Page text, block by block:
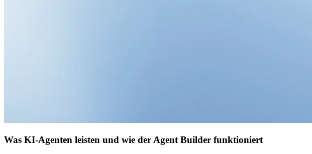
Was KI-Agenten leisten und wie der Agent Builder funktioniert